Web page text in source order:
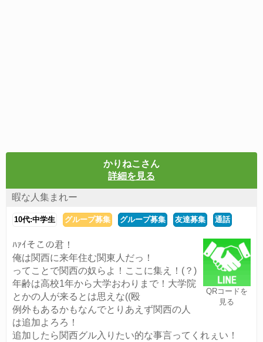
かりねこさん
詳細を見る
暇な人集まれー
10代:中学生 グループ募集 グループ募集 友達募集 通話
QRコードを
見る
ﾊｧｲそこの君！
俺は関西に来年住む関東人だっ！
ってことで関西の奴らよ！ここに集え！(？)
年齢は高校1年から大学おわりまで！大学院
とかの人が来るとは思えな((殴
例外もあるかもなんでとりあえず関西の人
は追加よろろ！
追加したら関西グル入りたい的な事言ってくれぇい！